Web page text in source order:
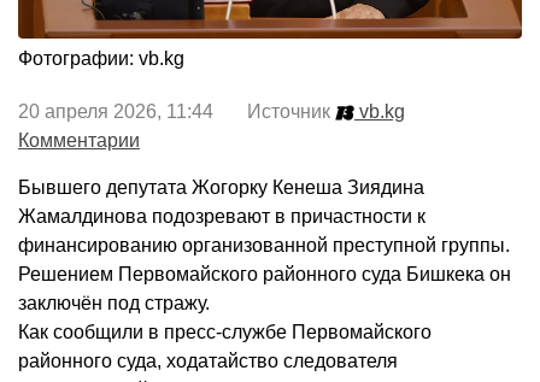
Фотографии: vb.kg
20 апреля 2026, 11:44 Источник
vb.kg
Комментарии
Бывшего депутата Жогорку Кенеша Зиядина
Жамалдинова подозревают в причастности к
финансированию организованной преступной группы.
Решением Первомайского районного суда Бишкека он
заключён под стражу.
Как сообщили в пресс-службе Первомайского
районного суда, ходатайство следователя